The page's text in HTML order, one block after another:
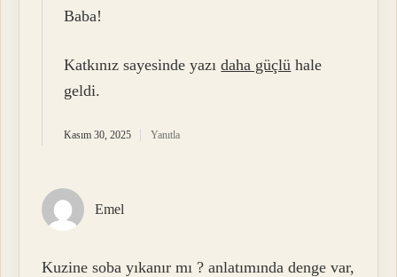
Baba!
Katkınız sayesinde yazıdaha güçlü hale
geldi.
Kasım 30, 2025 Yanıtla
Emel
Kuzine soba yıkanır mı ? anlatımında denge var,